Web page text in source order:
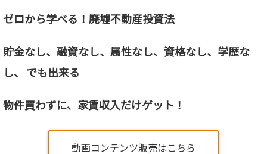
ゼロから学べる！廃墟不動産投資法
貯金なし、融資なし、属性なし、資格なし、 学歴な
し、 でも出来る
物件買わずに、家賃収入だけゲット！
動画コンテンツ販売はこちら